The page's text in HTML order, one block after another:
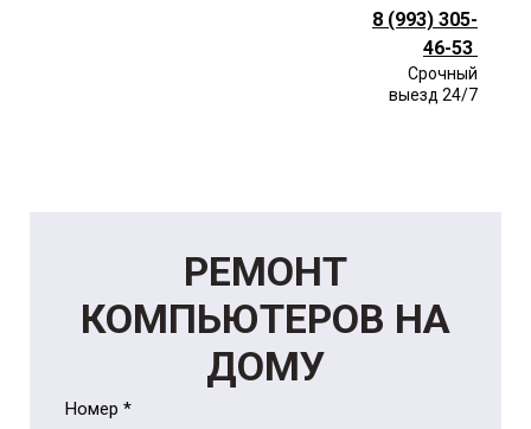
8 (993) 305-
46-53
Срочный
выезд 24/7
РЕМОНТ
КОМПЬЮТЕРОВ НА
ДОМУ
Номер *